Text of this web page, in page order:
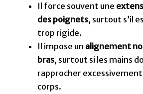
Il force souvent une
des poignets, surtout s’il
trop rigide.
Il impose un alignement
bras, surtout si les mains
rapprocher excessivement
corps.